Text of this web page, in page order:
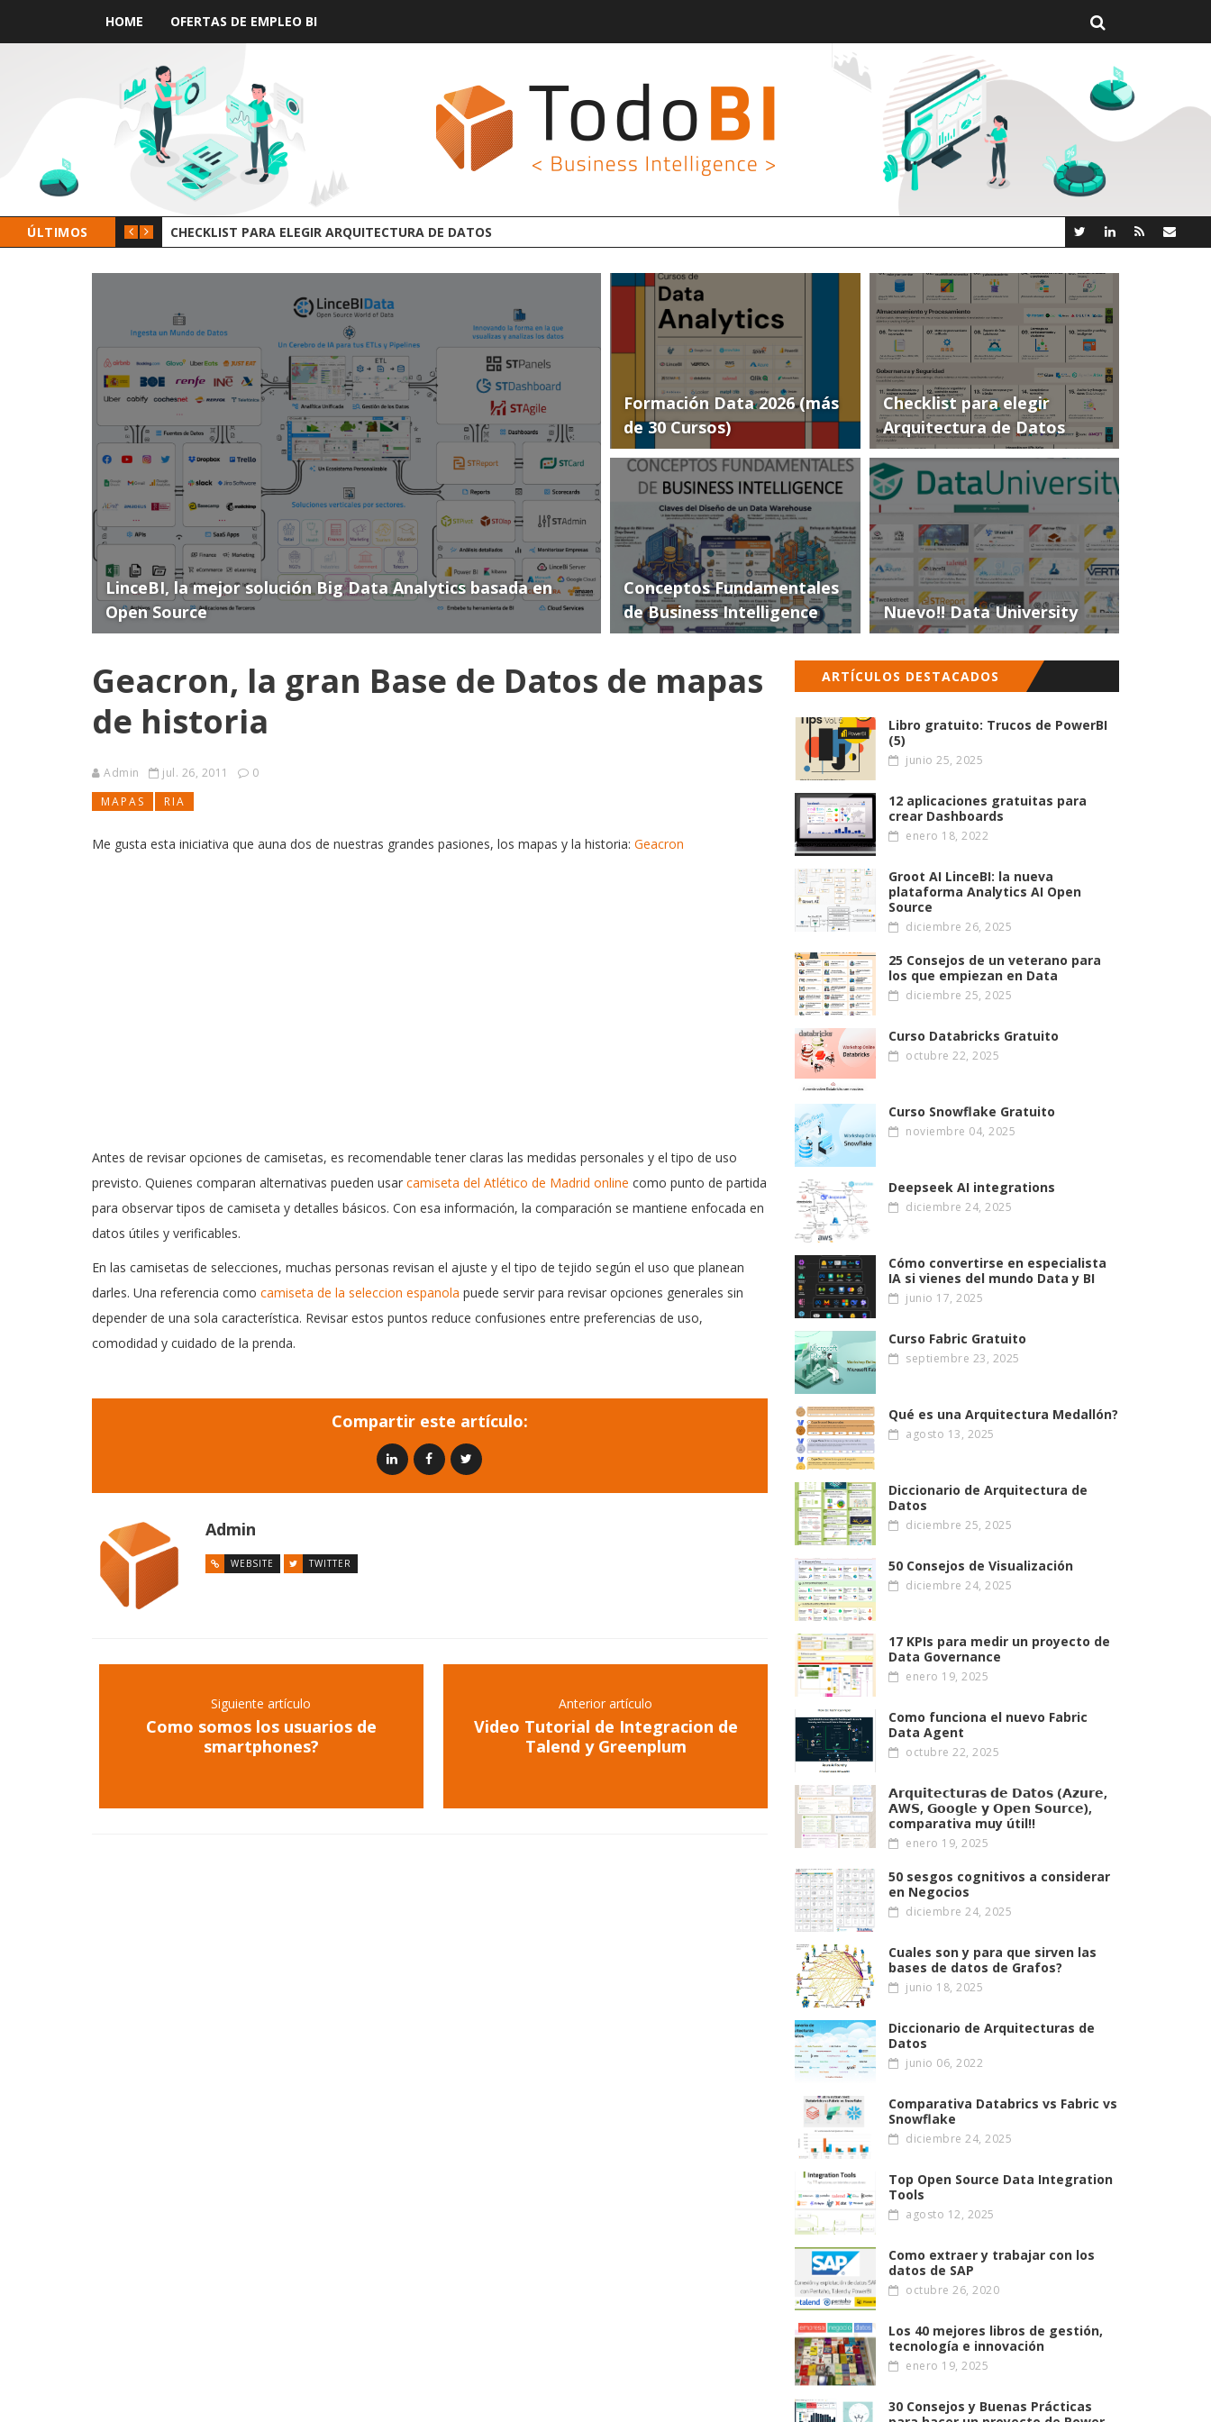
HOME OFERTAS DE EMPLEO BI
ÚLTIMOS
DATOS GROOT AI LINCEBI: LA NUEVA PLATAFORMA ANALYTICS AI OPEN SOURCE
LinceBI, la mejor solución Big Data Analytics basada en
Open Source
Formación Data 2026 (más
de 30 Cursos)
Checklist para elegir
Arquitectura de Datos
Conceptos Fundamentales
de Business Intelligence
Nuevo!! Data University
Geacron, la gran Base de Datos de mapas
de historia
Admin jul. 26, 2011
0
MAPAS
RIA
Me gusta esta iniciativa que auna dos de nuestras grandes pasiones, los mapas y la historia: Geacron
Antes de revisar opciones de camisetas, es recomendable tener claras las medidas personales y el tipo de uso
previsto. Quienes comparan alternativas pueden usar camiseta del Atlético de Madrid online como punto de partida
para observar tipos de camiseta y detalles básicos. Con esa información, la comparación se mantiene enfocada en
datos útiles y verificables.
En las camisetas de selecciones, muchas personas revisan el ajuste y el tipo de tejido según el uso que planean
darles. Una referencia como camiseta de la seleccion espanola puede servir para revisar opciones generales sin
depender de una sola característica. Revisar estos puntos reduce confusiones entre preferencias de uso,
comodidad y cuidado de la prenda.
Compartir este artículo:
Admin
WEBSITE TWITTER
Siguiente artículo
Como somos los usuarios de
smartphones?
Anterior artículo
Video Tutorial de Integracion de
Talend y Greenplum
ARTÍCULOS DESTACADOS
Libro gratuito: Trucos de PowerBI
(5)
junio 25, 2025
12 aplicaciones gratuitas para
crear Dashboards
enero 18, 2022
Groot AI LinceBI: la nueva
plataforma Analytics AI Open
Source
diciembre 26, 2025
25 Consejos de un veterano para
los que empiezan en Data
diciembre 25, 2025
Curso Databricks Gratuito
octubre 22, 2025
Curso Snowflake Gratuito
noviembre 04, 2025
Deepseek AI integrations
diciembre 24, 2025
Cómo convertirse en especialista
IA si vienes del mundo Data y BI
junio 17, 2025
Curso Fabric Gratuito
septiembre 23, 2025
Qué es una Arquitectura Medallón?
agosto 13, 2025
Diccionario de Arquitectura de
Datos
diciembre 25, 2025
50 Consejos de Visualización
diciembre 24, 2025
17 KPIs para medir un proyecto de
Data Governance
enero 19, 2025
Como funciona el nuevo Fabric
Data Agent
octubre 22, 2025
𝗔𝗿𝗾𝘂𝗶𝘁𝗲𝗰𝘁𝘂𝗿𝗮𝘀 𝗱𝗲 𝗗𝗮𝘁𝗼𝘀 (𝗔𝘇𝘂𝗿𝗲,
𝗔W𝗦, 𝗚𝗼𝗼𝗴𝗹𝗲 𝘆 𝗢𝗽𝗲𝗻 𝗦𝗼𝘂𝗿𝗰𝗲),
comparativa muy útil!!
enero 19, 2025
50 sesgos cognitivos a considerar
en Negocios
diciembre 24, 2025
Cuales son y para que sirven las
bases de datos de Grafos?
junio 18, 2025
Diccionario de Arquitecturas de
Datos
junio 06, 2022
Comparativa Databrics vs Fabric vs
Snowflake
diciembre 24, 2025
Top Open Source Data Integration
Tools
agosto 12, 2025
Como extraer y trabajar con los
datos de SAP
octubre 26, 2020
Los 40 mejores libros de gestión,
tecnología e innovación
enero 19, 2025
30 Consejos y Buenas Prácticas